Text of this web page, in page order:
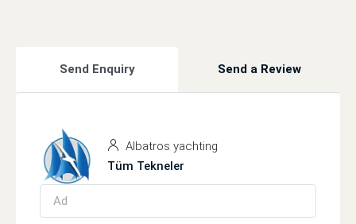
Send Enquiry Send a Review
Albatros yachting
Tüm Tekneler